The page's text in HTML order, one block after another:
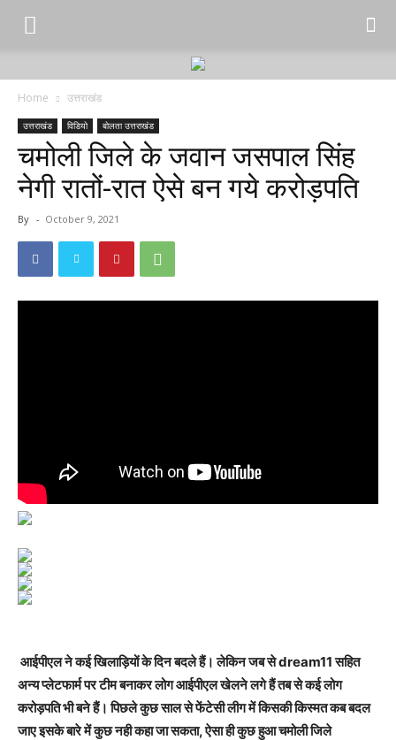
Home उत्तराखंड
उत्तराखंड विडियो बोलता उत्तराखंड
चमोली जिले के जवान जसपाल सिंह
नेगी रातों-रात ऐसे बन गये करोड़पति
By - October 9, 2021
आईपीएल ने कई खिलाड़ियों के दिन बदले हैं। लेकिन जब से dream11 सहित
अन्य प्लेटफार्म पर टीम बनाकर लोग आईपीएल खेलने लगे हैं तब से कई लोग
करोड़पति भी बने हैं। पिछले कुछ साल से फेंटेसी लीग में किसकी किस्मत कब बदल
जाए इसके बारे में कुछ नही कहा जा सकता, ऐसा ही कुछ हुआ चमोली जिले